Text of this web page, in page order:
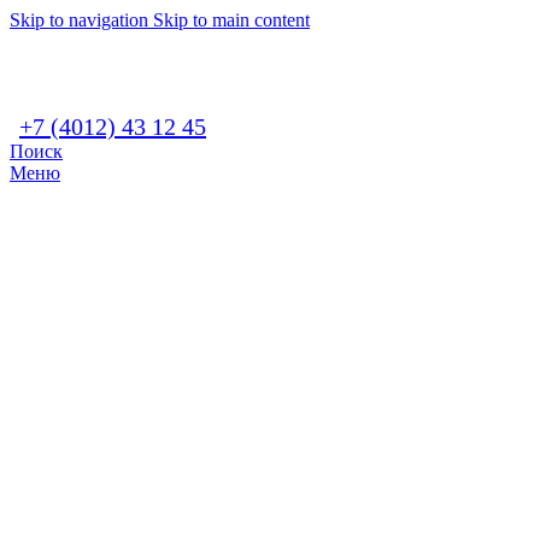
Skip to navigation Skip to main content
+7 (4012) 43 12 45
Поиск
Меню